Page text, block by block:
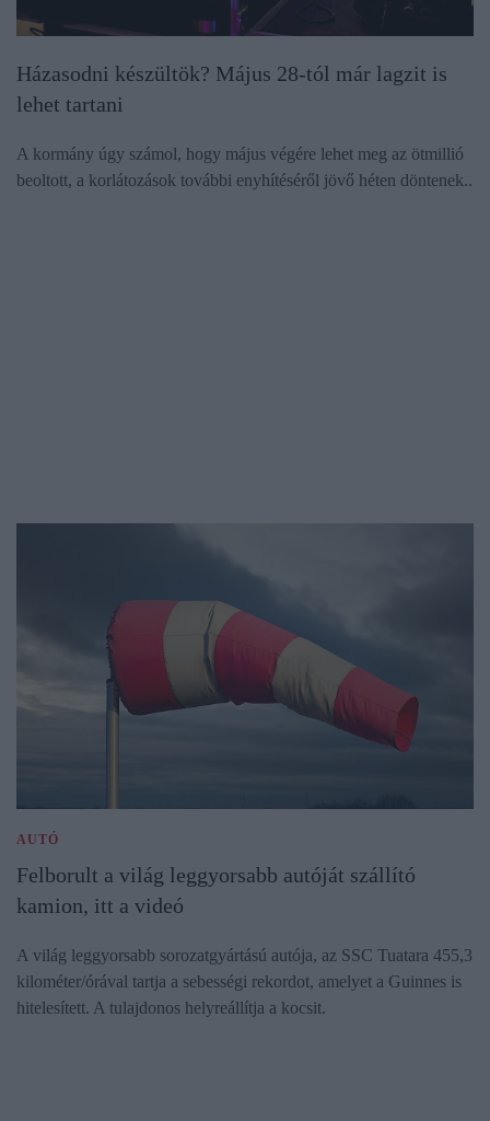
Házasodni készültök? Május 28-tól már lagzit is
lehet tartani
A kormány úgy számol, hogy május végére lehet meg az ötmillió
beoltott, a korlátozások további enyhítéséről jövő héten döntenek..
AUTÓ
Felborult a világ leggyorsabb autóját szállító
kamion, itt a videó
A világ leggyorsabb sorozatgyártású autója, az SSC Tuatara 455,3
kilométer/órával tartja a sebességi rekordot, amelyet a Guinnes is
hitelesített. A tulajdonos helyreállítja a kocsit.